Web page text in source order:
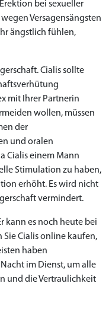
bei sexueller
Versagensängsten
ängstlich fühlen,
Cialis sollte
mit Ihrer Partnerin
wollen, müssen
der
und oralen
Cialis einem Mann
Stimulation zu haben,
erhöht. Es wird nicht
vermindert.
kann es noch heute bei
Cialis online kaufen,
haben
im Dienst, um alle
und die Vertraulichkeit